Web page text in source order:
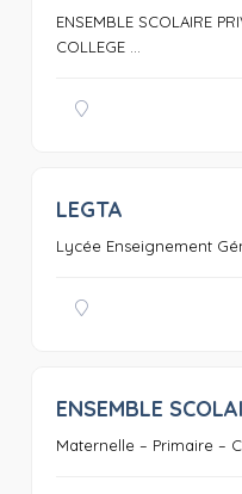
ENSEMBLE SCOLAIRE
COLLEGE ...
LEGTA
Lycée Enseignement
ENSEMBLE
Maternelle – Primaire –